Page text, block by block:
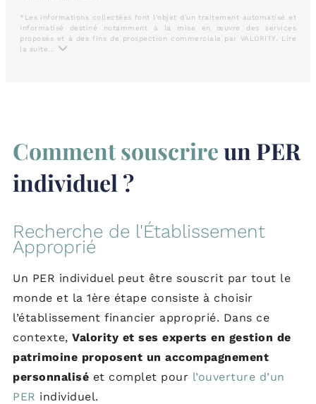
*Les informations collectées font l'objet d'un traitement automatisé et
informatisé destiné notamment à la mise en œuvre des services
proposés et à des fins de prospection commerciale par VALORITY. Lire
la suite...
Comment souscrireun PER
individuel ?
Recherche de l'Établissement
Approprié
Un PER individuel peut être souscrit par tout le
monde et la 1ère étape consiste à choisir
l’établissement financier approprié. Dans ce
contexte, Valority et ses experts en gestion de
patrimoine proposent un accompagnement
personnalisé et complet pour l’ouverture d’un
PER individuel.